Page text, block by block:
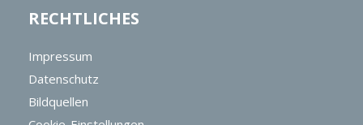
RECHTLICHES
Impressum
Datenschutz
Bildquellen